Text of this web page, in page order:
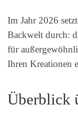
Im Jahr 2026
Backwelt durch:
für
Ihren Kreationen
Überblick